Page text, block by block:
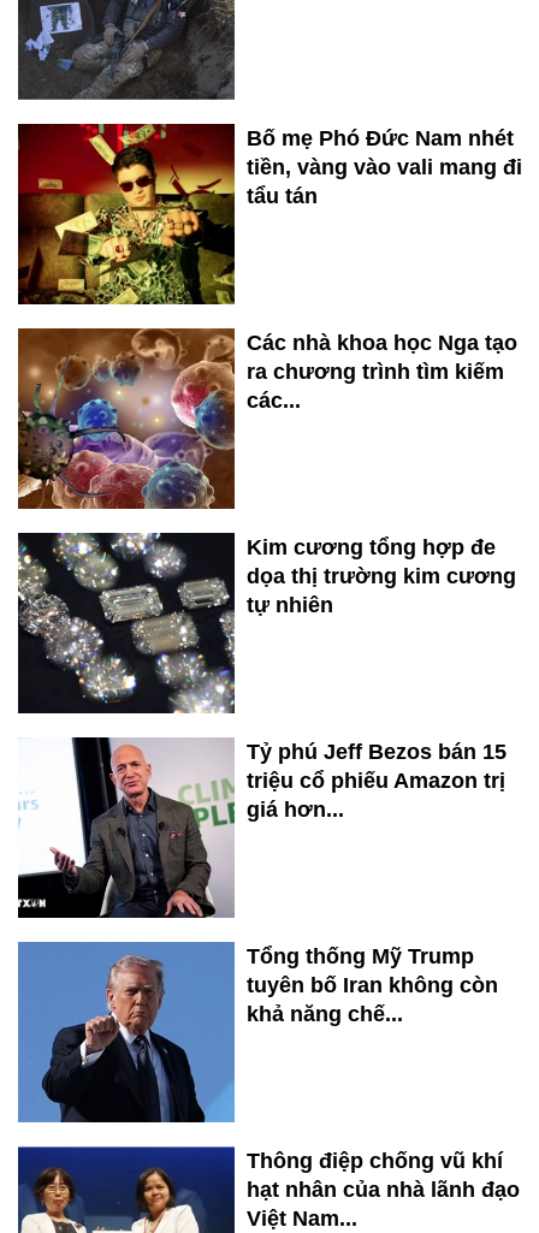
Bố mẹ Phó Đức Nam nhét
tiền, vàng vào vali mang đi
tẩu tán
Các nhà khoa học Nga tạo
ra chương trình tìm kiếm
các...
Kim cương tổng hợp đe
dọa thị trường kim cương
tự nhiên
Tỷ phú Jeff Bezos bán 15
triệu cổ phiếu Amazon trị
giá hơn...
Tổng thống Mỹ Trump
tuyên bố Iran không còn
khả năng chế...
Thông điệp chống vũ khí
hạt nhân của nhà lãnh đạo
Việt Nam...